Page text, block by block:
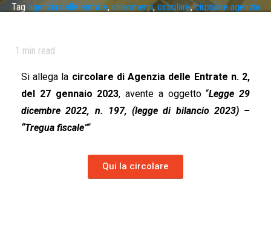
Tag agenzia delle entrate, chiarimenti, circolare,circolare agenzia
1 min read
Si allega la circolare di Agenzia delle Entrate n. 2,
del 27 gennaio 2023, avente a oggetto “Legge 29
dicembre 2022, n. 197, (legge di bilancio 2023) –
“Tregua fiscale”“
Qui la circolare